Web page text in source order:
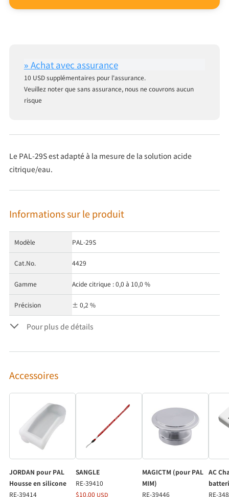
10 USD supplémentaires pour l'assurance.
Veuillez noter que sans assurance, nous ne couvrons aucun
risque
Le PAL-29S est adapté à la mesure de la solution acide
citrique/eau.
Informations sur le produit
Modèle PAL-29S
Cat.No. 4429
Gamme Acide citrique : 0,0 à 10,0 %
Précision ± 0,2 %
Pour plus de détails
Accessoires
JORDAN pour PAL
Housse en silicone
RE-39414
SANGLE
RE-39410
$10.00 USD
MAGICTM (pour PAL
MIM)
RE-39446
AC
RE-